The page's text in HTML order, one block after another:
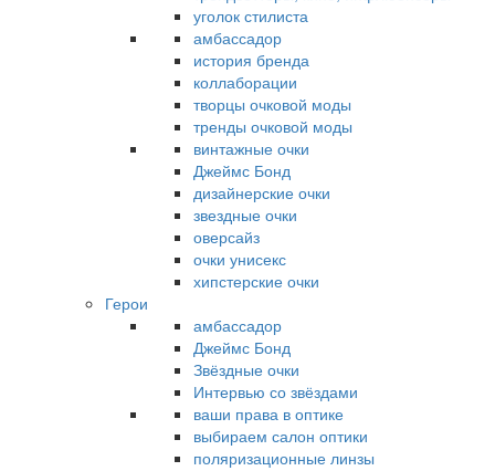
уголок стилиста
амбассадор
история бренда
коллаборации
творцы очковой моды
тренды очковой моды
винтажные очки
Джеймс Бонд
дизайнерские очки
звездные очки
оверсайз
очки унисекс
хипстерские очки
Герои
амбассадор
Джеймс Бонд
Звёздные очки
Интервью со звёздами
ваши права в оптике
выбираем салон оптики
поляризационные линзы